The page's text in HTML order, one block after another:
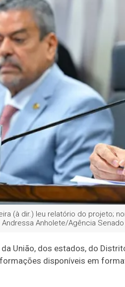
(à dir.) leu relatório do projeto;
Anholete/Agência Senado
União, dos estados, do
disponíveis em